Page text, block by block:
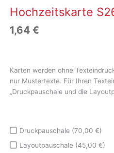
Hochzeitskarte
1,64 €
Karten werden ohne
nur Mustertexte. Für Ihren
„Druckpauschale und die
Druckpauschale (70,00 €)
Layoutpauschale (45,00 €)